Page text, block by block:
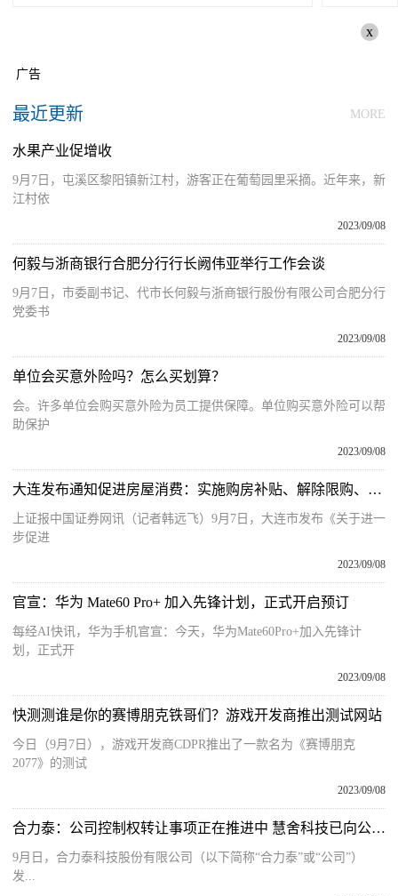
x
广告
最近更新 MORE
水果产业促增收
9月7日，屯溪区黎阳镇新江村，游客正在葡萄园里采摘。近年来，新
江村依
2023/09/08
何毅与浙商银行合肥分行行长阙伟亚举行工作会谈
9月7日，市委副书记、代市长何毅与浙商银行股份有限公司合肥分行
党委书
2023/09/08
单位会买意外险吗？怎么买划算？
会。许多单位会购买意外险为员工提供保障。单位购买意外险可以帮
助保护
2023/09/08
大连发布通知促进房屋消费：实施购房补贴、解除限购、认房不认贷
上证报中国证券网讯（记者韩远飞）9月7日，大连市发布《关于进一
步促进
2023/09/08
官宣：华为 Mate60 Pro+ 加入先锋计划，正式开启预订
每经AI快讯，华为手机官宣：今天，华为Mate60Pro+加入先锋计
划，正式开
2023/09/08
快测测谁是你的赛博朋克铁哥们？游戏开发商推出测试网站
今日（9月7日），游戏开发商CDPR推出了一款名为《赛博朋克
2077》的测试
2023/09/08
合力泰：公司控制权转让事项正在推进中 慧舍科技已向公司控股股东支付9000万元
9月日，合力泰科技股份有限公司（以下简称“合力泰”或“公司”）
发...